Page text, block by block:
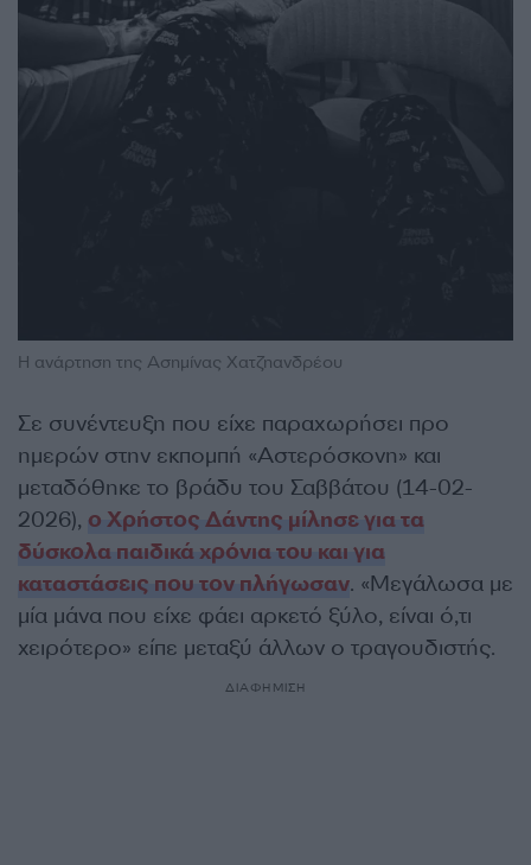
Η ανάρτηση της Ασημίνας Χατζηανδρέου
Σε συνέντευξη που είχε παραχωρήσει προ
ημερών στην εκπομπή «Αστερόσκονη» και
μεταδόθηκε το βράδυ του Σαββάτου (14-02-
2026), ο Χρήστος Δάντης μίλησε για τα
δύσκολα παιδικά χρόνια του και για
καταστάσεις που τον πλήγωσαν. «Μεγάλωσα με
μία μάνα που είχε φάει αρκετό ξύλο, είναι ό,τι
χειρότερο» είπε μεταξύ άλλων ο τραγουδιστής.
ΔΙΑΦΗΜΙΣΗ